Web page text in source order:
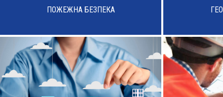
ПОЖЕЖНА БЕЗПЕКА